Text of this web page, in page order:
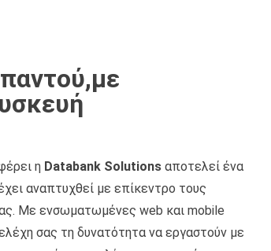
η Databank Solutions αποτελεί ένα
αναπτυχθεί με επίκεντρο τους
Με ενσωματωμένες web και mobile
σας τη δυνατότητα να εργαστούν με